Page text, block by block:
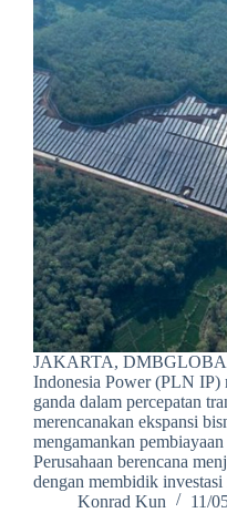
JAKARTA,
Indonesia Power (PLN IP)
ganda dalam percepatan
merencanakan ekspansi
mengamankan
Perusahaan berencana
dengan membidik
Konrad Kun
11/